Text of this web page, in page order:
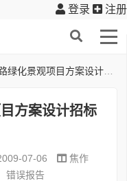
登录 注册
化景观项目方案设计招标公告
方案设计招标
07-06
焦作
错误报告